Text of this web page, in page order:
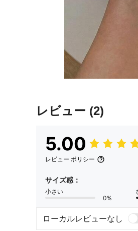
レビュー (2)
5.00
レビュー ポリシー
サイズ感：
小さい
0%
ローカルレビューなし